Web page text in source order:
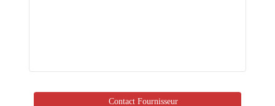
Contact Fournisseur